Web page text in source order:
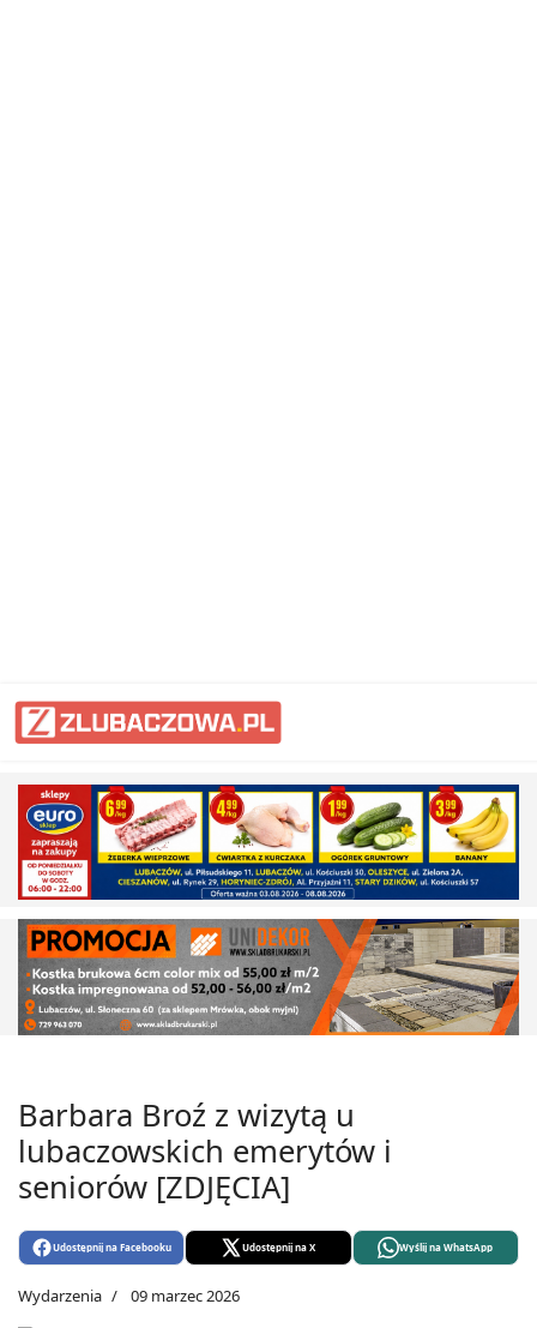
Barbara Broź z wizytą u
lubaczowskich emerytów i
seniorów [ZDJĘCIA]
Udostępnij na Facebooku Udostępnij na X Wyślij na WhatsApp
Wydarzenia 09 marzec 2026